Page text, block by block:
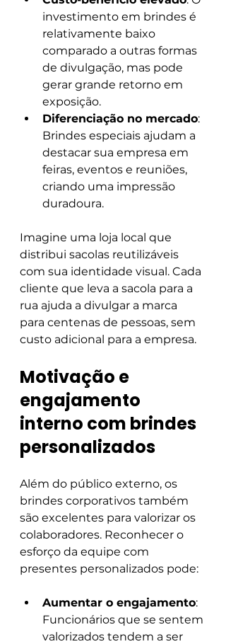
investimento em brindes é
relativamente baixo
comparado a outras formas
de divulgação, mas pode
gerar grande retorno em
exposição.
Diferenciação no mercado:
Brindes especiais ajudam a
destacar sua empresa em
feiras, eventos e reuniões,
criando uma impressão
duradoura.
Imagine uma loja local que
distribui sacolas reutilizáveis
com sua identidade visual. Cada
cliente que leva a sacola para a
rua ajuda a divulgar a marca
para centenas de pessoas, sem
custo adicional para a empresa.
Motivação e
engajamento
interno com brindes
personalizados
Além do público externo, os
brindes corporativos também
são excelentes para valorizar os
colaboradores. Reconhecer o
esforço da equipe com
presentes personalizados pode:
Aumentar o engajamento:
Funcionários que se sentem
valorizados tendem a ser